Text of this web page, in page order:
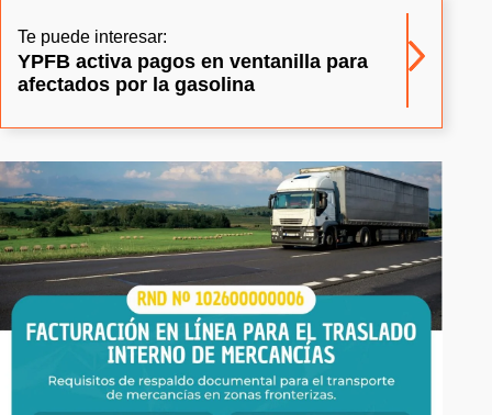
Te puede interesar:
YPFB activa pagos en ventanilla para
afectados por la gasolina